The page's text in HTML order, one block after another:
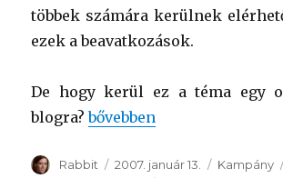
többek számára kerülnek
ezek a beavatkozások.
De hogy kerül ez a téma egy
blogra?“Plasztika a neten”
bővebben
Szerző
Rabbit Közzétéve
2007. január 13. Kategória
Kampány